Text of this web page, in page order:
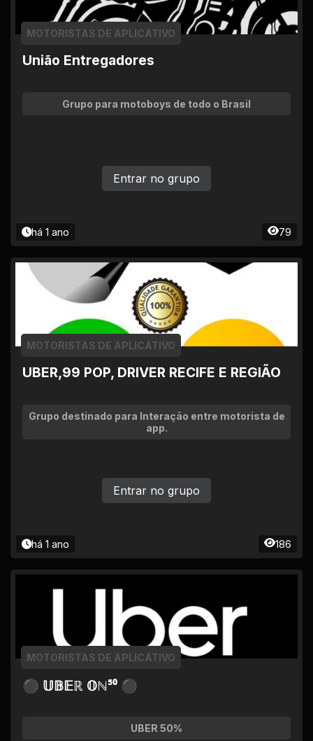
União Entregadores
MOTORISTAS DE APLICATIVO
Grupo para motoboys de todo o Brasil
há 1 ano 79
Entrar no grupo
UBER,99 POP, DRIVER RECIFE E REGIÃO
MOTORISTAS DE APLICATIVO
Grupo destinado para Interação entre motorista de
app.
há 1 ano 186
Entrar no grupo
⚫ 𝕌𝔹𝔼ℝ 𝕆ℕ⁵⁰ ⚫
MOTORISTAS DE APLICATIVO
UBER 50%